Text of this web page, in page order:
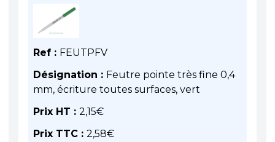
Ref : FEUTPFV
Désignation : Feutre pointe très fine 0,4
mm, écriture toutes surfaces, vert
Prix HT : 2,15€
Prix TTC : 2,58€